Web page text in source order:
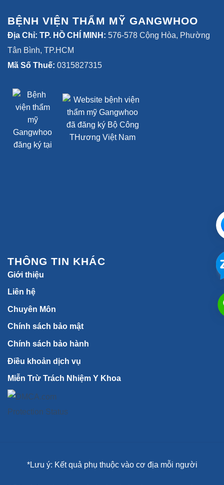
BỆNH VIỆN THẨM MỸ GANGWHOO
Địa Chỉ: TP. HỒ CHÍ MINH: 576-578 Cộng Hòa, Phường
Tân Bình, TP.HCM
Mã Số Thuế: 0315827315
THÔNG TIN KHÁC
Giới thiệu
Liên hệ
Chuyên Môn
Chính sách bảo mật
Chính sách bảo hành
Điều khoản dịch vụ
Miễn Trừ Trách Nhiệm Y Khoa
*Lưu ý: Kết quả phụ thuộc vào cơ địa mỗi người